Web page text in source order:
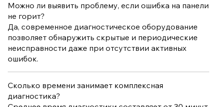
Можно ли выявить проблему, если ошибка на панели
не горит?
Да, современное диагностическое оборудование
позволяет обнаружить скрытые и периодические
неисправности даже при отсутствии активных
ошибок.
Сколько времени занимает комплексная
диагностика?